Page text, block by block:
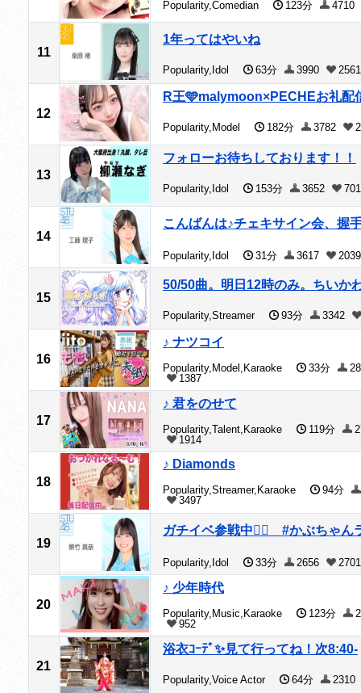
Popularity,Comedian 123分 4710
11
1年ってはやいね
Popularity,Idol 63分 3990 2561
12
R王️🩵malymoon×PECHEお礼配
Popularity,Model 182分 3782
13
フォローお待ちしております！！
Popularity,Idol 153分 3652
14
こんばんは♪チェキサイン会、握
Popularity,Idol 31分 3617
15
50/50曲。明日12時のみ。ちいか
Popularity,Streamer 93分 3342
16
♪ ナツコイ
Popularity,Model,Karaoke 33分
1387
17
♪ 君をのせて
Popularity,Talent,Karaoke 119分
1914
18
♪ Diamonds
Popularity,Streamer,Karaoke
94分
3497
19
ガチイベ参戦中❤️‍🔥 #かぶちゃん
Popularity,Idol 33分 2656 2701
20
♪ 少年時代
Popularity,Music,Karaoke 123分
952
21
浴衣ｺｰﾃﾞ✨見て行ってね！次8:40-
Popularity,Voice Actor 64分 2310